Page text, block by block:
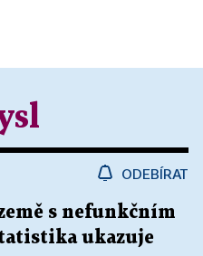
ODEBÍRAT
s nefunkčním
ukazuje